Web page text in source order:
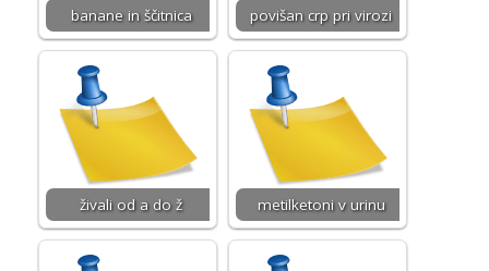
banane in ščitnica povišan crp pri virozi
živali od a do ž metilketoni v urinu